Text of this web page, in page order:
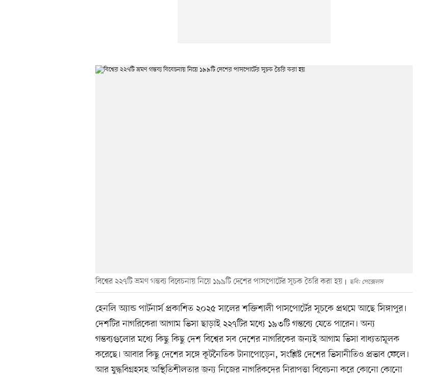
বিশ্বের ২২৭টি ভ্রমণ গন্তব্য বিবেচনায় নিয়ে ১৯৯টি দেশের পাসপোর্টের সূচক তৈরি করা হয় ছবি: পেক্সেলস
হেনলি অ্যান্ড পার্টনার্স প্রকাশিত ২০২৫ সালের শক্তিশালী পাসপোর্টের সূচকে প্রথমে আছে সিঙ্গাপুর।
দেশটির নাগরিকেরা আগাম ভিসা ছাড়াই ২২৭টির মধ্যে ১৯৩টি গন্তব্যে যেতে পারেন। অন্য
গন্তব্যগুলোর মধ্যে কিছু কিছু দেশ বিশ্বের সব দেশের নাগরিকের জন্যই আগাম ভিসা বাধ্যতামূলক
করেছে। আবার কিছু দেশের সঙ্গে কূটনৈতিক টানাপোড়েন, সংশ্লিষ্ট দেশের ভিসানীতিও প্রভাব ফেলে।
আর যুদ্ধবিগ্রহসহ অস্থিতিশীলতার জন্য নিজের নাগরিকদের নিরাপত্তা বিবেচনা করে কোনো কোনো